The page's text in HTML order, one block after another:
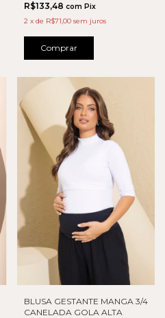
R$133,48 com Pix
2 x de R$71,00 sem juros
Comprar
BLUSA GESTANTE MANGA 3/4
CANELADA GOLA ALTA